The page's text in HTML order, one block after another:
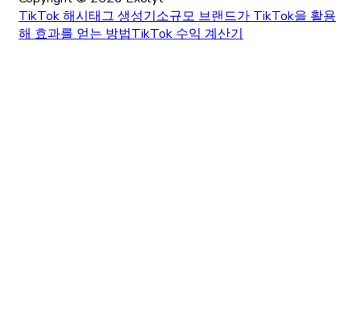
TikTok 해시태그 생성기소규모 브랜드가 TikTok을 활용
해 효과를 얻는 방법TikTok 수익 계산기